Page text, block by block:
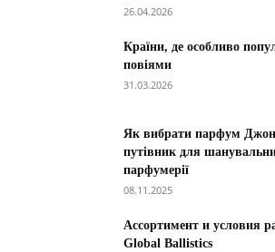
26.04.2026
Країни, де особливо
повіями
31.03.2026
Як вибрати парфум
путівник для
парфумерії
08.11.2025
Ассортимент и условия
Global Ballistics